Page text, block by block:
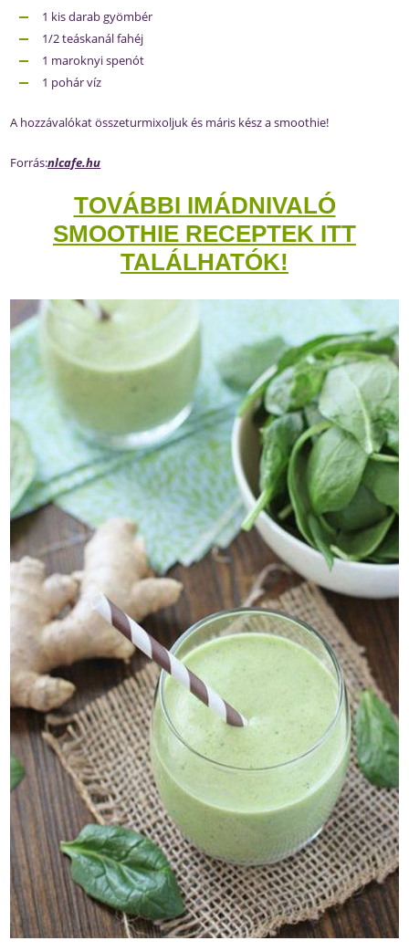
1 kis darab gyömbér
1/2 teáskanál fahéj
1 maroknyi spenót
1 pohár víz
A hozzávalókat összeturmixoljuk és máris kész a smoothie!
Forrás:nlcafe.hu
TOVÁBBI IMÁDNIVALÓ
SMOOTHIE RECEPTEK ITT
TALÁLHATÓK!